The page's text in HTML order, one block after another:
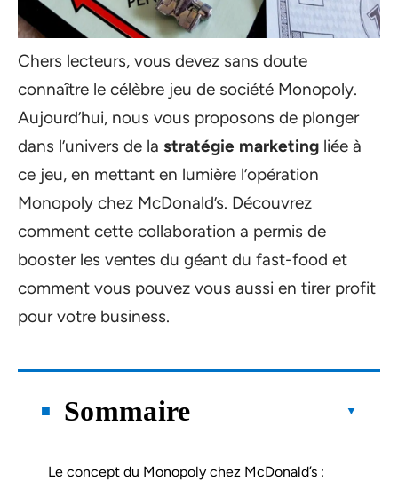
Chers lecteurs, vous devez sans doute
connaître le célèbre jeu de société Monopoly.
Aujourd’hui, nous vous proposons de plonger
dans l’univers de la stratégie marketing liée à
ce jeu, en mettant en lumière l’opération
Monopoly chez McDonald’s. Découvrez
comment cette collaboration a permis de
booster les ventes du géant du fast-food et
comment vous pouvez vous aussi en tirer profit
pour votre business.
Sommaire
Le concept du Monopoly chez McDonald’s :